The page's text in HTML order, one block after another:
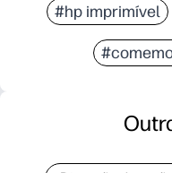
#hp imprimível